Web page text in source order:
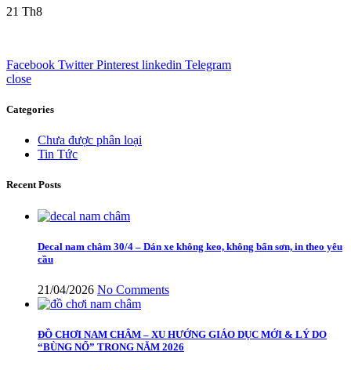
21 Th8
Facebook Twitter Pinterest linkedin Telegram
close
Categories
Chưa được phân loại
Tin Tức
Recent Posts
Decal nam châm 30/4 – Dán xe không keo, không bẩn sơn, in theo yêu
cầu
21/04/2026 No Comments
ĐỒ CHƠI NAM CHÂM – XU HƯỚNG GIÁO DỤC MỚI & LÝ DO
“BÙNG NỔ” TRONG NĂM 2026